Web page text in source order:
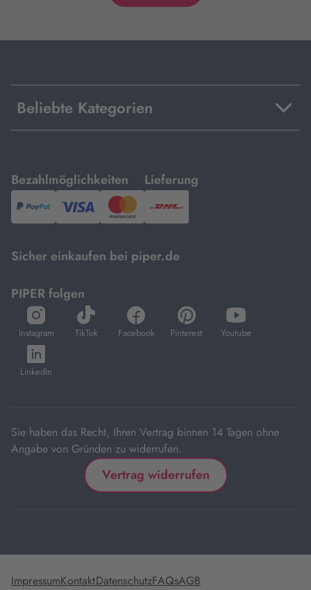
Beliebte Kategorien
Bezahlmöglichkeiten
mit
PayPal,Visa
und
Lieferung
mit
DHL.
Sicher einkaufen bei piper.de
PIPER folgen
Instagram
öffnet
in
neuem
Tab
TikTok
öffnet
in
Facebook
öffnet
in
Pinterest
öffnet
in
Youtube
öffnet
in
LinkedIn
öffnet
in
Sie haben das Recht, Ihren Vertrag binnen 14 Tagen ohne
Angabe von Gründen zu widerrufen.
Vertrag widerrufen
ImpressumKontaktDatenschutzFAQsAGB